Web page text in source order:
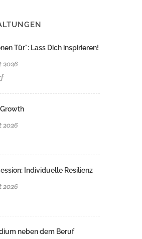
Tür": Lass Dich inspirieren!
2026
2026
Individuelle Resilienz
2026
neben dem Beruf